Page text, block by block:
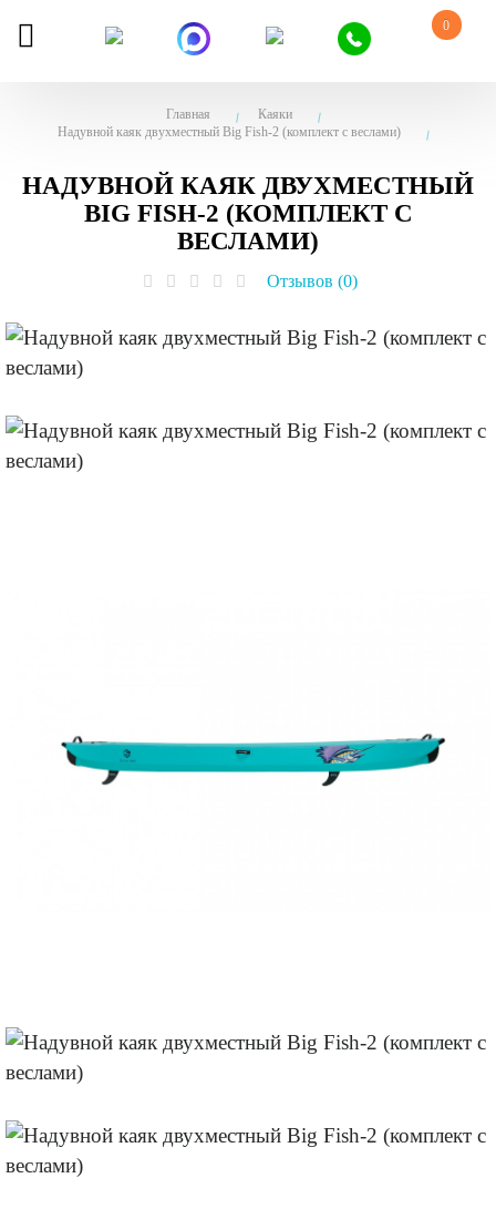
0
Главная
Каяки
Надувной каяк двухместный Big Fish-2 (комплект с веслами)
НАДУВНОЙ КАЯК ДВУХМЕСТНЫЙ
BIG FISH-2 (КОМПЛЕКТ С
ВЕСЛАМИ)
Отзывов (0)